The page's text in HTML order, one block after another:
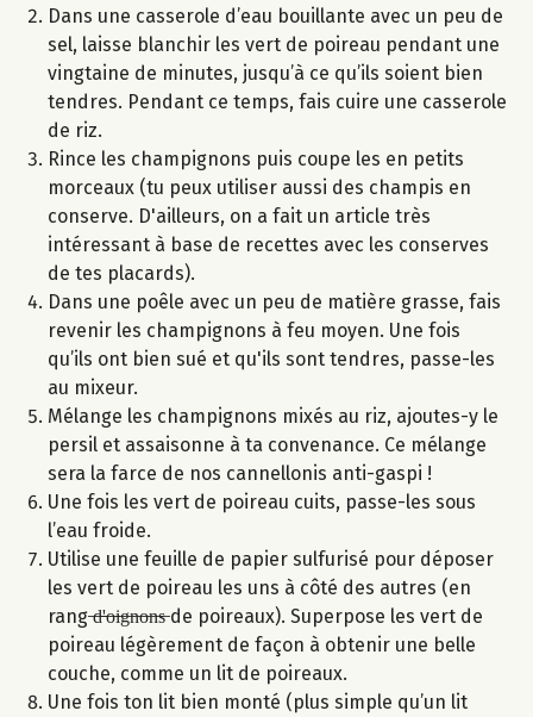
Dans une casserole d’eau bouillante avec un peu de
sel, laisse blanchir les vert de poireau pendant une
vingtaine de minutes, jusqu’à ce qu’ils soient bien
tendres. Pendant ce temps, fais cuire une casserole
de riz.
Rince les champignons puis coupe les en petits
morceaux (tu peux utiliser aussi des champis en
conserve. D'ailleurs, on a fait un article très
intéressant à base de recettes avec les conserves
de tes placards).
Dans une poêle avec un peu de matière grasse, fais
revenir les champignons à feu moyen. Une fois
qu’ils ont bien sué et qu'ils sont tendres, passe-les
au mixeur.
Mélange les champignons mixés au riz, ajoutes-y le
persil et assaisonne à ta convenance. Ce mélange
sera la farce de nos cannellonis anti-gaspi !
Une fois les vert de poireau cuits, passe-les sous
l’eau froide.
Utilise une feuille de papier sulfurisé pour déposer
les vert de poireau les uns à côté des autres (en
rang ̶d̶'̶o̶i̶g̶n̶o̶n̶s̶ de poireaux). Superpose les vert de
poireau légèrement de façon à obtenir une belle
couche, comme un lit de poireaux.
Une fois ton lit bien monté (plus simple qu’un lit